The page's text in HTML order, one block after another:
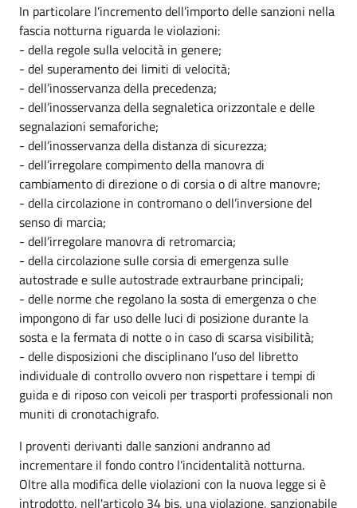
In particolare l’incremento dell’importo delle sanzioni nella
fascia notturna riguarda le violazioni:
- della regole sulla velocità in genere;
- del superamento dei limiti di velocità;
- dell’inosservanza della precedenza;
- dell’inosservanza della segnaletica orizzontale e delle
segnalazioni semaforiche;
- dell’inosservanza della distanza di sicurezza;
- dell’irregolare compimento della manovra di
cambiamento di direzione o di corsia o di altre manovre;
- della circolazione in contromano o dell’inversione del
senso di marcia;
- dell’irregolare manovra di retromarcia;
- della circolazione sulle corsia di emergenza sulle
autostrade e sulle autostrade extraurbane principali;
- delle norme che regolano la sosta di emergenza o che
impongono di far uso delle luci di posizione durante la
sosta e la fermata di notte o in caso di scarsa visibilità;
- delle disposizioni che disciplinano l’uso del libretto
individuale di controllo ovvero non rispettare i tempi di
guida e di riposo con veicoli per trasporti professionali non
muniti di cronotachigrafo.
I proventi derivanti dalle sanzioni andranno ad
incrementare il fondo contro l’incidentalità notturna.
Oltre alla modifica delle violazioni con la nuova legge si è
introdotto, nell'articolo 34 bis, una violazione, sanzionabile